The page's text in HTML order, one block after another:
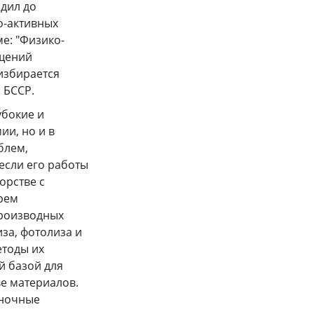
до
активных
"Физико-
БССР.
и
но и в
его работы
с
фотолиза и
их
базой для
материалов.